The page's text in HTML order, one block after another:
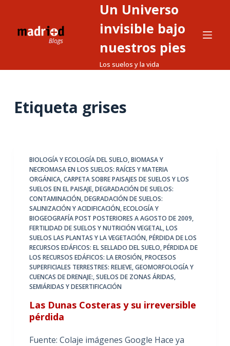
Un Universo
invisible bajo
nuestros pies
Los suelos y la vida
Etiqueta grises
BIOLOGÍA Y ECOLOGÍA DEL SUELO,BIOMASA Y
NECROMASA EN LOS SUELOS: RAÍCES Y MATERIA
ORGÁNICA,CARPETA SOBRE PAISAJES DE SUELOS Y LOS
SUELOS EN EL PAISAJE,DEGRADACIÓN DE SUELOS:
CONTAMINACIÓN,DEGRADACIÓN DE SUELOS:
SALINIZACIÓN Y ACIDIFICACIÓN,ECOLOGÍA Y
BIOGEOGRAFÍA POST POSTERIORES A AGOSTO DE 2009,
FERTILIDAD DE SUELOS Y NUTRICIÓN VEGETAL,LOS
SUELOS LAS PLANTAS Y LA VEGETACIÓN,PÉRDIDA DE LOS
RECURSOS EDÁFICOS: EL SELLADO DEL SUELO,PÉRDIDA DE
LOS RECURSOS EDÁFICOS: LA EROSIÓN,PROCESOS
SUPERFICIALES TERRESTRES: RELIEVE, GEOMORFOLOGÍA Y
CUENCAS DE DRENAJE:,SUELOS DE ZONAS ÁRIDAS,
SEMIÁRIDAS Y DESERTIFICACIÓN
Las Dunas Costeras y su irreversible
pérdida
Fuente: Colaje imágenes Google Hace ya